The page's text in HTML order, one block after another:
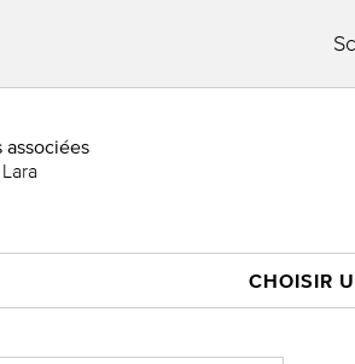
associées
CHOISIR